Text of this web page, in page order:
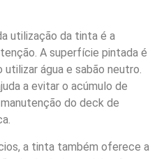
utilização da tinta é a
A superfície pintada é
água e sabão neutro.
a evitar o acúmulo de
do deck de
a tinta também oferece a